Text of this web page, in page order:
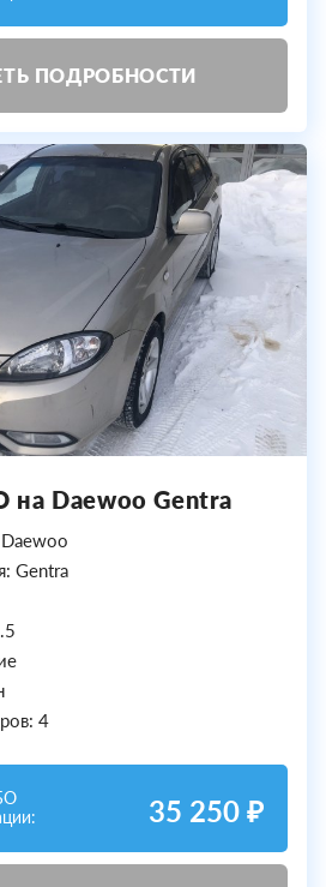
ПОДРОБНОСТИ
на Daewoo Gentra
Gentra
4
35 250 ₽